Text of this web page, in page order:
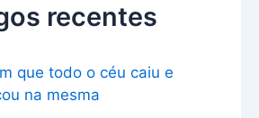
recentes
que todo o céu caiu e
na mesma